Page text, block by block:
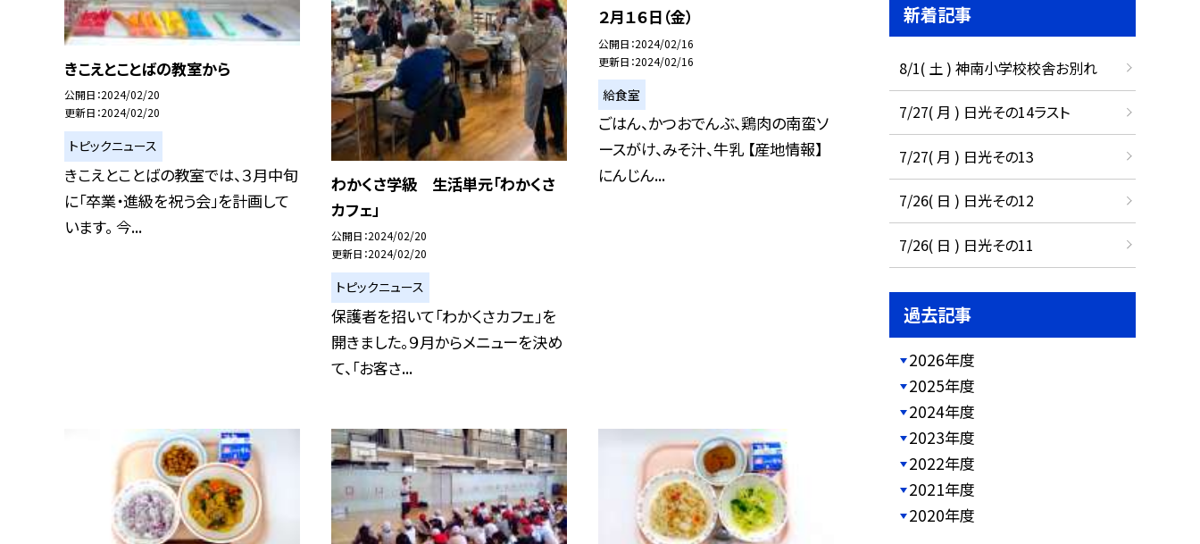
きこえとことばの教室から
公開日 2024/02/20
更新日 2024/02/20
トピックニュース
きこえとことばの教室では、３月中旬
に「卒業・進級を祝う会」を計画して
います。 今...
わかくさ学級 生活単元「わかくさ
カフェ」
公開日 2024/02/20
更新日 2024/02/20
トピックニュース
保護者を招いて「わかくさカフェ」を
開きました。９月からメニューを決め
て、「お客さ...
２月１６日（金）
公開日 2024/02/16
更新日 2024/02/16
給食室
ごはん、かつおでんぶ、鶏肉の南蛮ソ
ースがけ、みそ汁、牛乳 【産地情報】
にんじん...
新着記事
8/1( 土 ) 神南小学校校舎お別れ
7/27( 月 ) 日光その14ラスト
7/27( 月 ) 日光その13
7/26( 日 ) 日光その12
7/26( 日 ) 日光その11
過去記事
2026年度
2025年度
2024年度
2023年度
2022年度
2021年度
2020年度